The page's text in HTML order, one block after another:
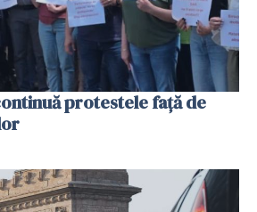
protestele faţă de